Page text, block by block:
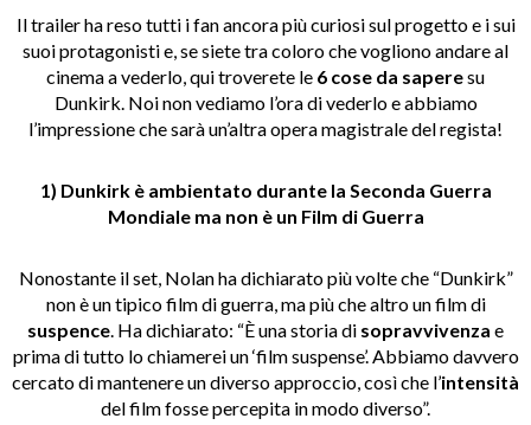
Il trailer ha reso tutti i fan ancora più curiosi sul progetto e i sui
suoi protagonisti e, se siete tra coloro che vogliono andare al
cinema a vederlo, qui troverete le 6 cose da saperesu
Dunkirk. Noi non vediamo l’ora di vederlo e abbiamo
l’impressione che sarà un’altra opera magistrale del regista!
1) Dunkirk è ambientato durante la Seconda Guerra
Mondiale ma non è un Film di Guerra
Nonostante il set, Nolan ha dichiarato più volte che “Dunkirk”
non è un tipico film di guerra, ma più che altro un film di
suspence. Ha dichiarato: “È una storia di sopravvivenza e
prima di tutto lo chiamerei un ‘film suspense’. Abbiamo davvero
cercato di mantenere un diverso approccio, così che l’intensità
del film fosse percepita in modo diverso”.